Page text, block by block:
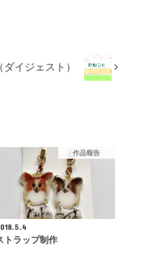
イジェスト）
作品報告
トラップ制作